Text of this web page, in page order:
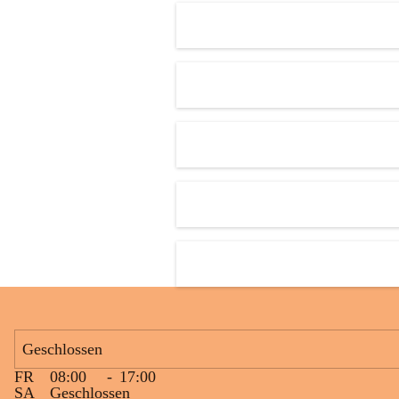
Geschlossen
FR
08:00 - 17:00
SA
Geschlossen